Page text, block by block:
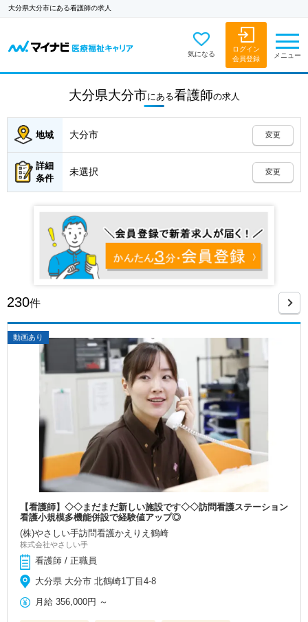
大分県大分市にある看護師の求人
気になる
ログイン
会員登録
メニュー
大分県大分市にある看護師の求人
地域 大分市 変更
詳細
条件
未選択 変更
230件
動画あり
【看護師】◇◇まだまだ新しい施設です◇◇訪問看護ステーション
看護小規模多機能併設で経験値アップ◎
(株)やさしい手訪問看護かえりえ鶴崎
株式会社やさしい手
看護師 / 正職員
大分県 大分市 北鶴崎1丁目4-8
月給 356,000円 ～